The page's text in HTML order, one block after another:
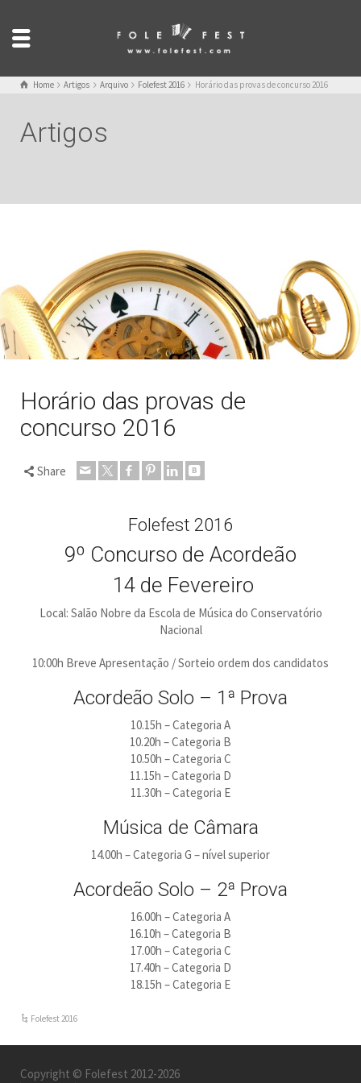
Home Artigos Arquivo Folefest 2016 Horário das provas de concurso 2016
Artigos
Horário das provas de
concurso 2016
Share
Folefest 2016
9º Concurso de Acordeão
14 de Fevereiro
Local: Salão Nobre da Escola de Música do Conservatório
Nacional
10:00h Breve Apresentação / Sorteio ordem dos candidatos
Acordeão Solo – 1ª Prova
10.15h – Categoria A
10.20h – Categoria B
10.50h – Categoria C
11.15h – Categoria D
11.30h – Categoria E
Música de Câmara
14.00h – Categoria G – nível superior
Acordeão Solo – 2ª Prova
16.00h – Categoria A
16.10h – Categoria B
17.00h – Categoria C
17.40h – Categoria D
18.15h – Categoria E
Folefest 2016
Copyright © Folefest 2012-2026